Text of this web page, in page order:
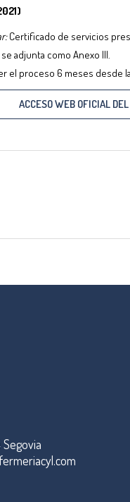
Certificado de servicios
adjunta como Anexo III.
el proceso 6 meses
ACCESO WEB OFICIAL
Segovia